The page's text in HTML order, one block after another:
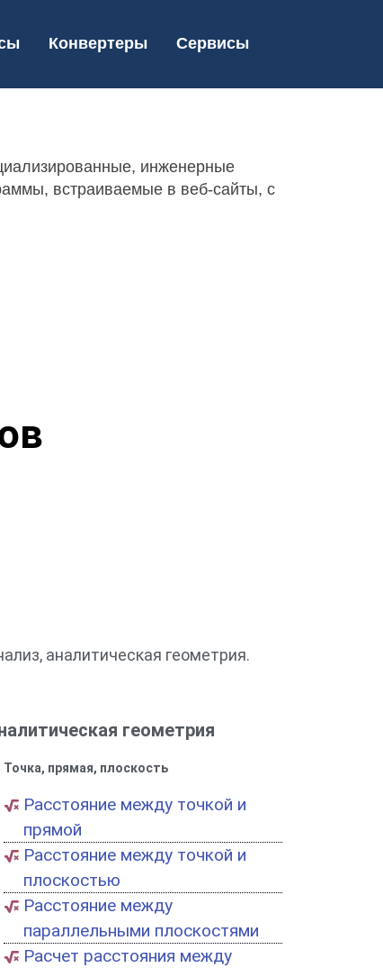
Конвертеры Сервисы
инженерные
встраиваемые в веб-сайты, с
аналитическая геометрия.
геометрия
Точка, прямая, плоскость
Расстояние между точкой и
прямой
Расстояние между точкой и
плоскостью
Расстояние между
параллельными плоскостями
Расчет расстояния между